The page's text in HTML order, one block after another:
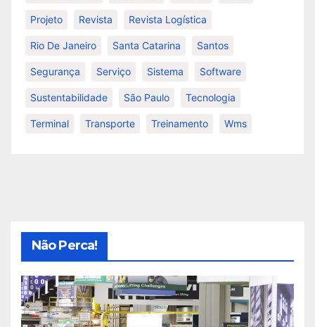
Projeto Revista Revista Logística
Rio De Janeiro Santa Catarina Santos
Segurança Serviço Sistema Software
Sustentabilidade São Paulo Tecnologia
Terminal Transporte Treinamento Wms
Não Perca!